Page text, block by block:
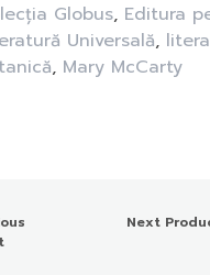
Globus, Editura
Universală,
, Mary McCarty
Next